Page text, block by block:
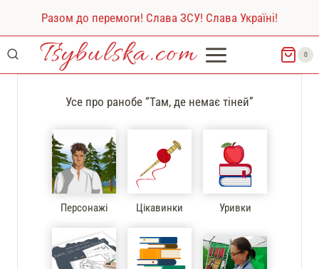
вмісту
Разом до перемоги! Слава ЗСУ! Слава Україні!
Tsybulska.com 0
Усе про ранобе “Там, де немає тіней”
Персонажі Цікавинки Уривки